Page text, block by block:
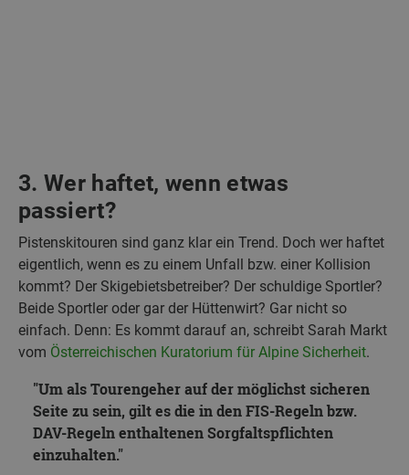
3. Wer haftet, wenn etwas
passiert?
Pistenskitouren sind ganz klar ein Trend. Doch wer haftet
eigentlich, wenn es zu einem Unfall bzw. einer Kollision
kommt? Der Skigebietsbetreiber? Der schuldige Sportler?
Beide Sportler oder gar der Hüttenwirt? Gar nicht so
einfach. Denn: Es kommt darauf an, schreibt Sarah Markt
vom Österreichischen Kuratorium für Alpine Sicherheit.
Um als Tourengeher auf der möglichst sicheren
Seite zu sein, gilt es die in den FIS-Regeln bzw.
DAV-Regeln enthaltenen Sorgfaltspflichten
einzuhalten.